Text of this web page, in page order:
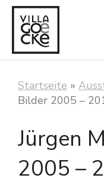
Zum
Inhalt
springen
Startseite »
Bilder 2005 –
Jürgen
2005 –